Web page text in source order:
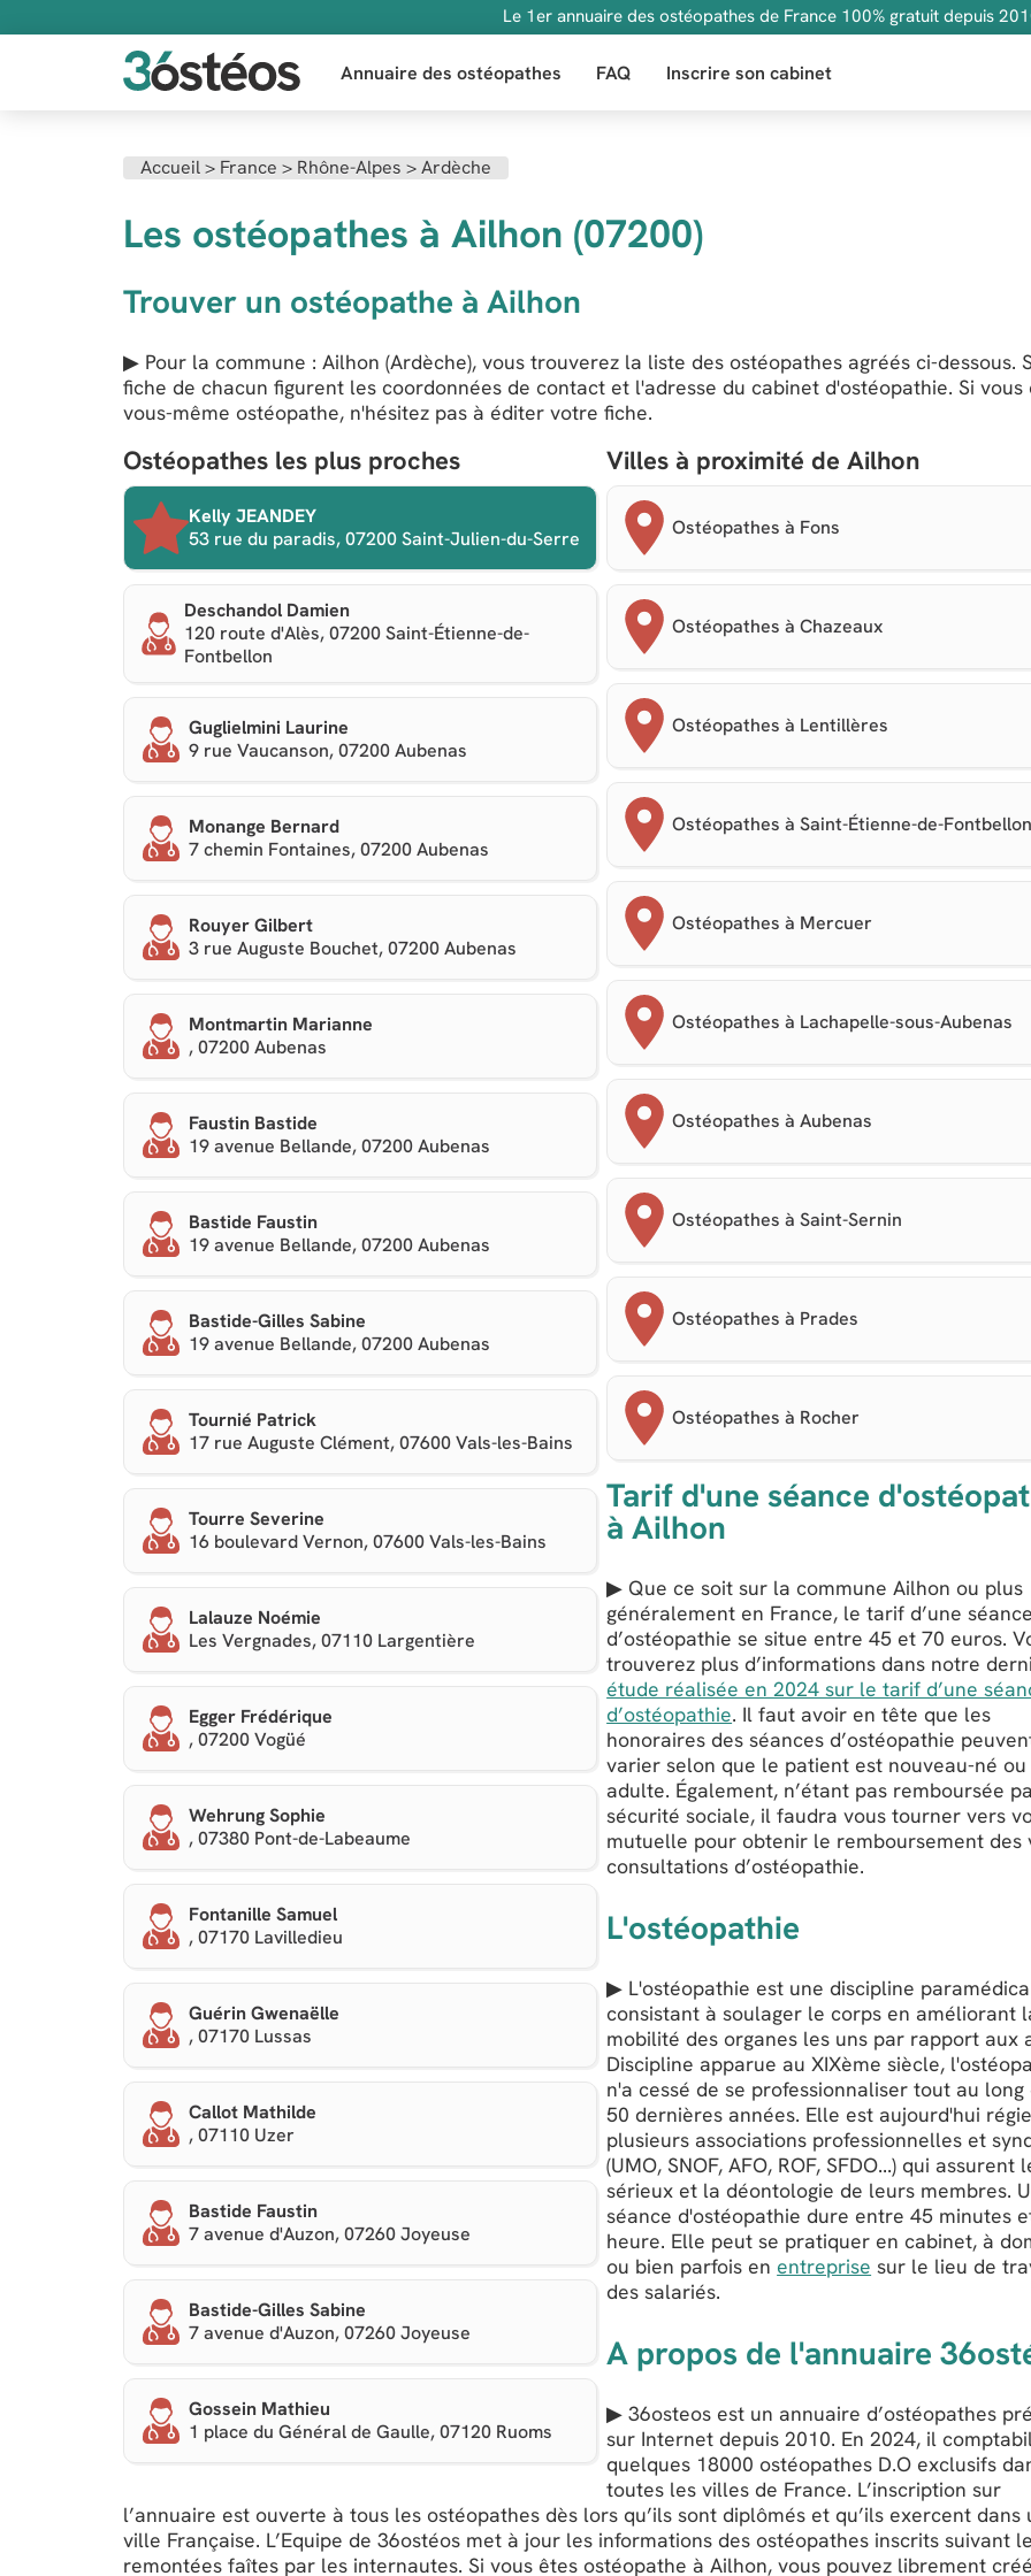
Le 1er annuaire des ostéopathes de France 100% gratuit depuis
Annuaire des ostéopathes FAQ Inscrire son cabinet
Accueil> France > Rhône-Alpes >Ardèche
Les ostéopathes à Ailhon (07200)
Trouver un ostéopathe à Ailhon
▶ Pour la commune : Ailhon (Ardèche), vous trouverez la liste des ostéopathes agréés ci-dessous.
fiche de chacun figurent les coordonnées de contact et l'adresse du cabinet d'ostéopathie. Si vous
vous-même ostéopathe, n'hésitez pas à éditer votre fiche.
Ostéopathes les plus proches
Kelly JEANDEY
53 rue du paradis, 07200 Saint-Julien-du-Serre
Deschandol Damien
120 route d'Alès, 07200 Saint-Étienne-de-
Fontbellon
Guglielmini Laurine
9 rue Vaucanson, 07200 Aubenas
Monange Bernard
7 chemin Fontaines, 07200 Aubenas
Rouyer Gilbert
3 rue Auguste Bouchet, 07200 Aubenas
Montmartin Marianne
, 07200 Aubenas
Faustin Bastide
19 avenue Bellande, 07200 Aubenas
Bastide Faustin
19 avenue Bellande, 07200 Aubenas
Bastide-Gilles Sabine
19 avenue Bellande, 07200 Aubenas
Tournié Patrick
17 rue Auguste Clément, 07600 Vals-les-Bains
Tourre Severine
16 boulevard Vernon, 07600 Vals-les-Bains
Lalauze Noémie
Les Vergnades, 07110 Largentière
Egger Frédérique
, 07200 Vogüé
Wehrung Sophie
, 07380 Pont-de-Labeaume
Fontanille Samuel
, 07170 Lavilledieu
Guérin Gwenaëlle
, 07170 Lussas
Callot Mathilde
, 07110 Uzer
Bastide Faustin
7 avenue d'Auzon, 07260 Joyeuse
Bastide-Gilles Sabine
7 avenue d'Auzon, 07260 Joyeuse
Gossein Mathieu
1 place du Général de Gaulle, 07120 Ruoms
Villes à proximité de Ailhon
Ostéopathes à Fons
Ostéopathes à Chazeaux
Ostéopathes à Lentillères
Ostéopathes à Saint-Étienne-de-
Ostéopathes à Mercuer
Ostéopathes à Lachapelle-sous-Aubenas
Ostéopathes à Aubenas
Ostéopathes à Saint-Sernin
Ostéopathes à Prades
Ostéopathes à Rocher
Tarif d'une séance
à Ailhon
▶ Que ce soit sur la commune Ailhon ou plus
généralement en France, le tarif d’une
d’ostéopathie se situe entre 45 et 70 euros.
trouverez plus d’informations dans notre
étude réalisée en 2024 sur le tarif d’une
d’ostéopathie. Il faut avoir en tête que les
honoraires des séances d’ostéopathie
varier selon que le patient est nouveau-né ou
adulte. Également, n’étant pas remboursée
sécurité sociale, il faudra vous tourner vers
mutuelle pour obtenir le remboursement des
consultations d’ostéopathie.
L'ostéopathie
▶ L'ostéopathie est une discipline
consistant à soulager le corps en améliorant
mobilité des organes les uns par rapport aux
Discipline apparue au XIXème siècle,
n'a cessé de se professionnaliser tout au long
50 dernières années. Elle est aujourd'hui
plusieurs associations professionnelles et
(UMO, SNOF, AFO, ROF, SFDO...) qui assurent
sérieux et la déontologie de leurs membres.
séance d'ostéopathie dure entre 45 minutes
heure. Elle peut se pratiquer en cabinet, à
ou bien parfois en entreprise sur le lieu de
des salariés.
A propos de l'annuaire
▶ 36osteos est un annuaire d’ostéopathes
sur Internet depuis 2010. En 2024, il
quelques 18000 ostéopathes D.O exclusifs
toutes les villes de France. L’inscription sur
l’annuaire est ouverte à tous les ostéopathes dès lors qu’ils sont diplômés et qu’ils exercent dans
ville Française. L’Equipe de 36ostéos met à jour les informations des ostéopathes inscrits suivant
remontées faîtes par les internautes. Si vous êtes ostéopathe à Ailhon, vous pouvez librement